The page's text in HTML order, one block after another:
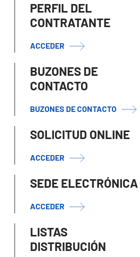
PERFIL DEL
CONTRATANTE
ACCEDER
BUZONES DE
CONTACTO
BUZONES DE CONTACTO
SOLICITUD ONLINE
ACCEDER
SEDE ELECTRÓNICA
ACCEDER
LISTAS
DISTRIBUCIÓN